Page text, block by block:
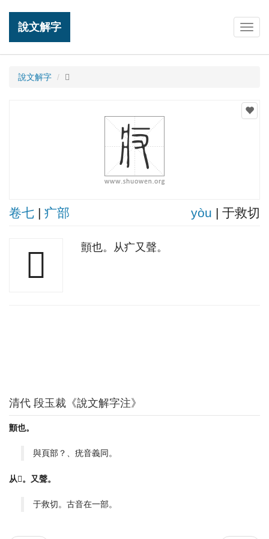
說文解字
說文解字 𤴨
卷七 | 疒部 yòu | 于救切
𤴨 顫也。从疒又聲。
清代 段玉裁《說文解字注》
顫也。
與頁部？、疣音義同。
从𤕫。又聲。
于救切。古音在一部。